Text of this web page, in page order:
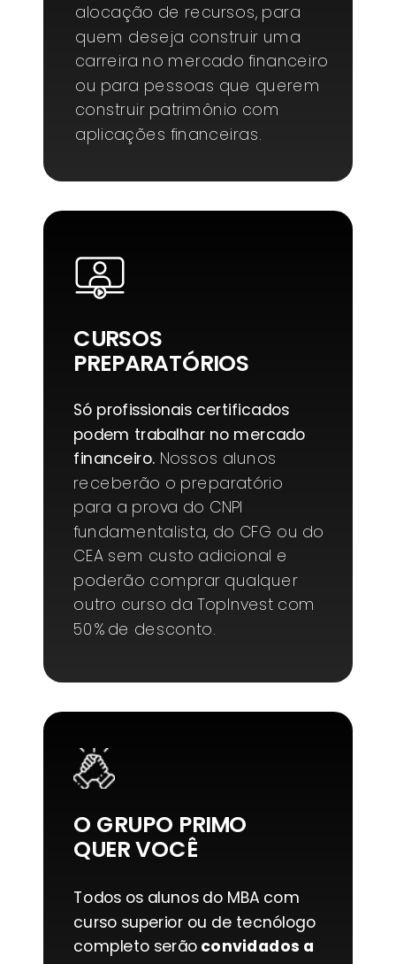
alocação de recursos, para
quem deseja construir uma
carreira no mercado financeiro
ou para pessoas que querem
construir patrimônio com
aplicações financeiras.
CURSOS
PREPARATÓRIOS
Só profissionais certificados
podem trabalhar no mercado
financeiro. Nossos alunos
receberão o preparatório
para a prova do CNPI
fundamentalista, do CFG ou do
CEA sem custo adicional e
poderão comprar qualquer
outro curso da TopInvest com
50% de desconto.
O GRUPO PRIMO
QUER VOCÊ
Todos os alunos do MBA com
curso superior ou de tecnólogo
completo serãoconvidados a